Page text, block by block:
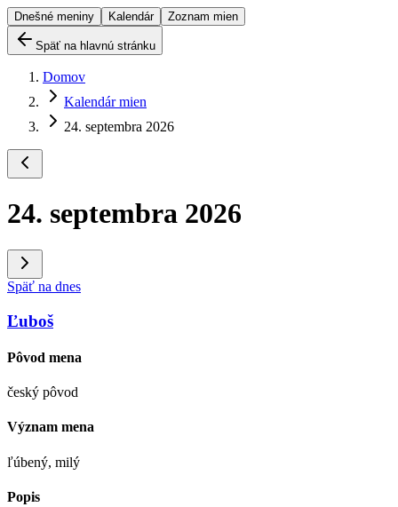
Dnešné meniny Kalendár Zoznam mien
Späť na hlavnú stránku
Domov
Kalendár mien
24. septembra 2026
24. septembra 2026
Späť na dnes
Ľuboš
Pôvod mena
český pôvod
Význam mena
ľúbený, milý
Popis